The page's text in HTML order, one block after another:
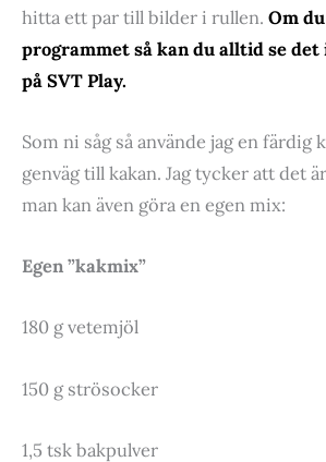
hitta ett par till bilder i rullen. Om
programmet så kan du alltid se
på SVT Play.
Som ni såg så använde jag en färdig
genväg till kakan. Jag tycker att det
man kan även göra en egen mix:
Egen ”kakmix”
180 g vetemjöl
150 g strösocker
1,5 tsk bakpulver